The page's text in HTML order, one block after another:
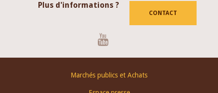
Plus d'informations ?
CONTACT
Marchés publics et Achats